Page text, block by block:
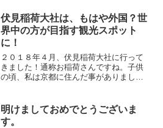
してとても便利だなと思った点...
伏見稲荷大社は、もはや外国？世
界中の方が目指す観光スポット
に！
２０１８年４月、伏見稲荷大社に行って
きました！通称お稲荷さんですね。子供
の頃、私は京都に住んだ事がありまし
行ってみたい所の一つでした。それが○十
年を経て(笑)ようやく叶...
明けましておめでとうございま
す。